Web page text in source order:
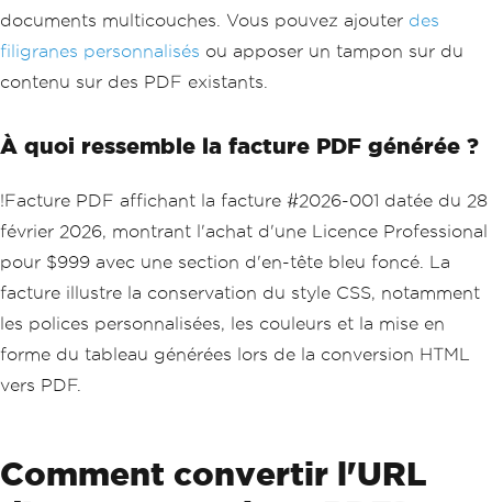
            <tr>
                <th>Item</th>
                <th>Quantity</th>
                <th>Price</th>
                <td>Professional Licen
se</td>
                <td>$999</td>
            </tr>
        </table>
        <p class='total'>Total: $999</
p>
    </div>
</body>
</html>"
var
renderer.RenderingOptions.MarginTop
documents multicouches. Vous pouvez ajouter des
filigranes personnalisés ou apposer un tampon sur du
contenu sur des PDF existants.
À quoi ressemble la facture PDF générée ?
!Facture PDF affichant la facture #2026-001 datée du 28
février 2026, montrant l'achat d'une Licence Professional
pour $999 avec une section d'en-tête bleu foncé. La
facture illustre la conservation du style CSS, notamment
les polices personnalisées, les couleurs et la mise en
forme du tableau générées lors de la conversion HTML
vers PDF.
Comment convertir l'URL